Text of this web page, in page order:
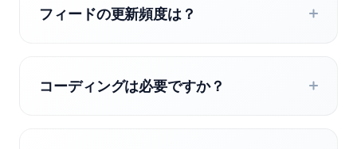
フィードの更新頻度は？
コーディングは必要ですか？